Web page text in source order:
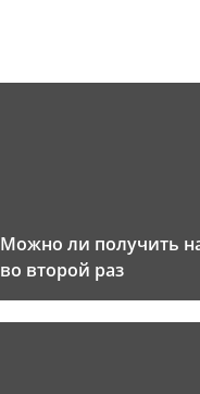
Можно ли получить
во второй раз